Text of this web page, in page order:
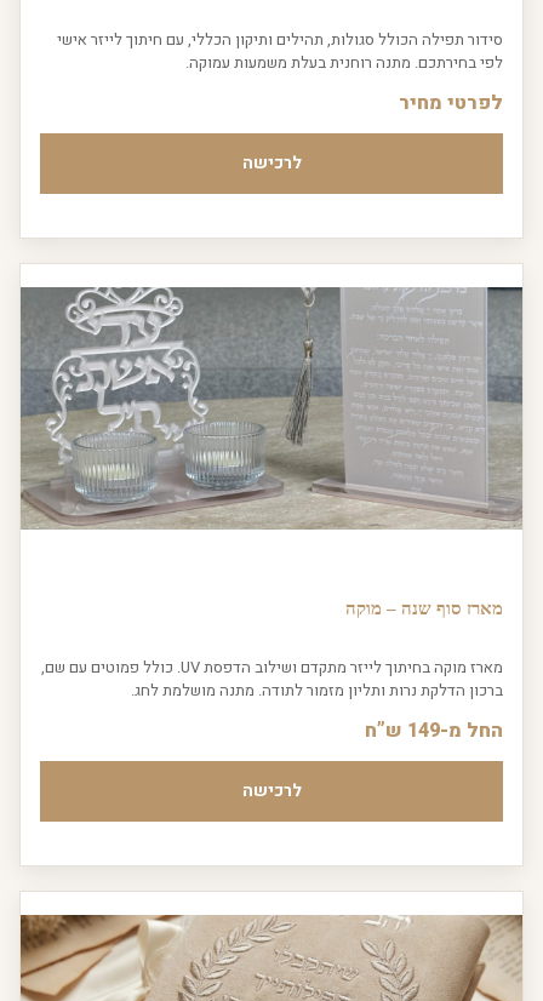
סידור תפילה הכולל סגולות, תהילים ותיקון הכללי, עם חיתוך לייזר אישי
לפי בחירתכם. מתנה רוחנית בעלת משמעות עמוקה.
לפרטי מחיר
לרכישה
מארז סוף שנה – מוקה
מארז מוקה בחיתוך לייזר מתקדם ושילוב הדפסת UV. כולל פמוטים עם שם,
ברכון הדלקת נרות ותליון מזמור לתודה. מתנה מושלמת לחג.
החל מ-149 ש”ח
לרכישה